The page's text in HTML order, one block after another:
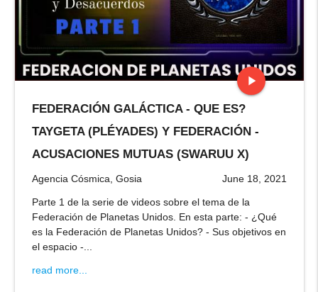
play_arrow
stop
FEDERACIÓN GALÁCTICA - QUE ES?
TAYGETA (PLÉYADES) Y FEDERACIÓN -
ACUSACIONES MUTUAS (SWARUU X)
Agencia Cósmica, Gosia June 18, 2021
Parte 1 de la serie de videos sobre el tema de la
Federación de Planetas Unidos. En esta parte: - ¿Qué
es la Federación de Planetas Unidos? - Sus objetivos en
el espacio -...
read more...